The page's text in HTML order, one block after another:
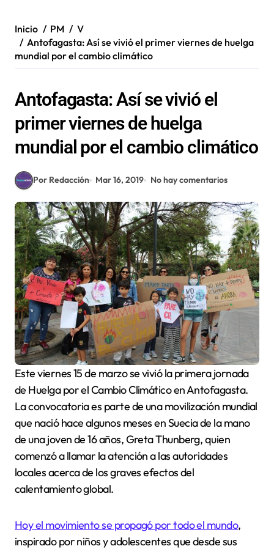
Inicio PM
V
Antofagasta: Así se vivió el primer viernes de huelga
mundial por el cambio climático
Antofagasta: Así se vivió el
primer viernes de huelga
mundial por el cambio climático
Por Redacción Mar 16, 2019 No hay comentarios
Este viernes 15 de marzo se vivió la primera jornada
de Huelga por el Cambio Climático en Antofagasta.
La convocatoria es parte de una movilización mundial
que nació hace algunos meses en Suecia de la mano
de una joven de 16 años, Greta Thunberg, quien
comenzó a llamar la atención a las autoridades
locales acerca de los graves efectos del
calentamiento global.
Hoy el movimiento se propagó por todo el mundo,
inspirado por niños y adolescentes que desde sus